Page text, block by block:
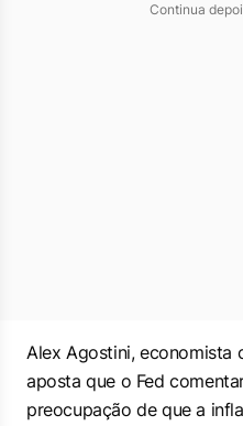
Continua
Alex Agostini, economista
aposta que o Fed
preocupação de que a